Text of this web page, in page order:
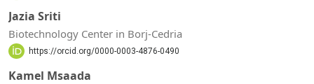
Jazia Sriti
Biotechnology Center in Borj-Cedria
https://orcid.org/0000-0003-4876-0490
Kamel Msaada